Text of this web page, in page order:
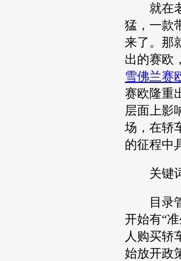
就在老
猛，一款
来了。那
出的赛欧
雪佛兰赛
赛欧隆重
层面上影
场，在轿
的征程中
关键
目录管
开始有“
人购买轿
始放开政